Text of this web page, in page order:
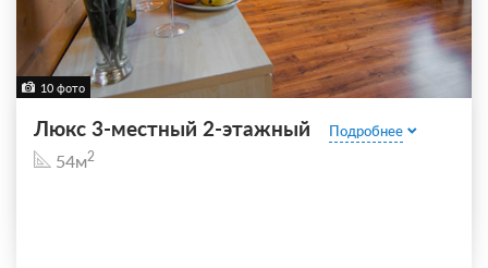
10 фото
Люкс 3-местный 2-этажный Подробнее
54м2